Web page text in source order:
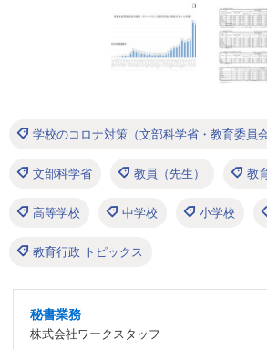
学校のコロナ対策（文部科学省・教育委員会
文部科学省 教員（先生） 教
高等学校 中学校 小学校
教育行政 トピックス
秘書業務
株式会社ワークスタッフ